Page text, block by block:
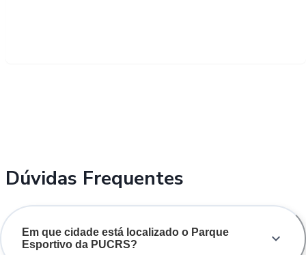
Dúvidas Frequentes
Em que cidade está localizado o Parque
Esportivo da PUCRS?